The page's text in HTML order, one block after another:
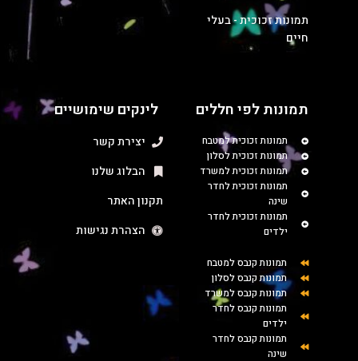
תמונות זכוכית - בעלי
חיים
תמונות לפי חללים
תמונות זכוכית למטבח
תמונות זכוכית לסלון
תמונות זכוכית למשרד
תמונות זכוכית לחדר
שינה
תמונות זכוכית לחדר
ילדים
תמונות קנבס למטבח
תמונות קנבס לסלון
תמונות קנבס למשרד
תמונות קנבס לחדר
ילדים
תמונות קנבס לחדר
שינה
לינקים שימושיים
יצירת קשר
הבלוג שלנו
תקנון האתר
הצהרת נגישות